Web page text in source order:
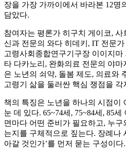
장을 가장 가까이에서 바라본 12명
담았다.
참여자는 평론가 히구치 게이코, 사
신과 전문의 와다 히데키, IT 전문
고령사회종합연구기구장 이이지마
타 다카노리, 완화의료 전문의 야
은 노년의 쇠약, 돌봄 제도, 의료와
고령기 삶을 둘러싼 핵심 쟁점을
책의 특징은 노년을 하나의 시점이
눈 데 있다. 65~74세, 75~84세, 85
면마다 어떤 준비가 필요하고, 누
는지를 구체적으로 짚는다. 장례나
아갈 것인가’를 먼저 묻는 구성이다.